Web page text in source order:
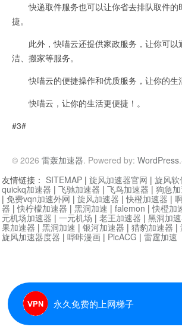
快递取件服务也可以让你省去排队取件的
捷。
此外，快喵云还提供家政服务，让你可以
洁、搬家等服务。
快喵云的便捷操作和优质服务，让你的生
快喵云，让你的生活更便捷！。
#3#
© 2026 雷轰加速器. Powered by: WordPress.
永久免费的上网梯子
友情链接： SITEMAP | 旋风加速器官网 | 旋风
quickq加速器 | 飞驰加速器 | 飞鸟加速器 | 狗急
| 免费vqn加速外网 | 旋风加速器 |快橙加速器 |
器 |快柠檬加速器 | 黑洞加速 | falemon |快橙加
元机场加速器 | 一元机场 | 老王加速器 | 黑洞加
果加速器 | 黑洞加速 | 银河加速器 | 猎豹加速器 |
旋风加速器度器 | 哔咔漫画 | PicACG | 雷霆加速